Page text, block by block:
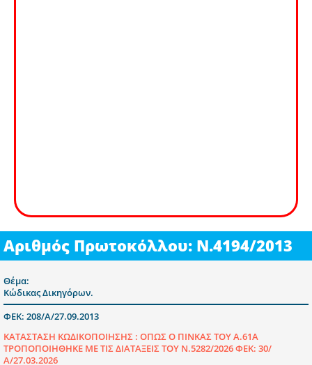
Αριθμός Πρωτοκόλλου: Ν.4194/2013
Θέμα:
Κώδικας Δικηγόρων.
ΦΕΚ: 208/Α/27.09.2013
ΚΑΤΑΣΤΑΣΗ ΚΩΔΙΚΟΠΟΙΗΣΗΣ : ΟΠΩΣ Ο ΠΙΝΚΑΣ ΤΟΥ Α.61Α
ΤΡΟΠΟΠΟΙΗΘΗΚΕ ΜΕ ΤΙΣ ΔΙΑΤΑΞΕΙΣ ΤΟΥ Ν.5282/2026 ΦΕΚ: 30/
Α/27.03.2026